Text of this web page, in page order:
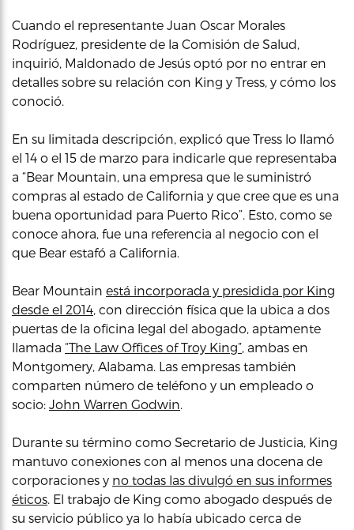
Cuando el representante Juan Oscar Morales
Rodríguez, presidente de la Comisión de Salud,
inquirió, Maldonado de Jesús optó por no entrar en
detalles sobre su relación con King y Tress, y cómo los
conoció.
En su limitada descripción, explicó que Tress lo llamó
el 14 o el 15 de marzo para indicarle que representaba
a “Bear Mountain, una empresa que le suministró
compras al estado de California y que cree que es una
buena oportunidad para Puerto Rico”. Esto, como se
conoce ahora, fue una referencia al negocio con el
que Bear estafó a California.
Bear Mountain está incorporada y presidida por King
desde el 2014, con dirección física que la ubica a dos
puertas de la oficina legal del abogado, aptamente
llamada “The Law Offices of Troy King”, ambas en
Montgomery, Alabama. Las empresas también
comparten número de teléfono y un empleado o
socio: John Warren Godwin.
Durante su término como Secretario de Justicia, King
mantuvo conexiones con al menos una docena de
corporaciones y no todas las divulgó en sus informes
éticos. El trabajo de King como abogado después de
su servicio público ya lo había ubicado cerca de